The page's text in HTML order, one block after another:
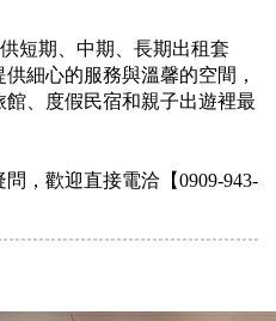
短期、中期、長期出租套
細心的服務與溫馨的空間，
、度假民宿和親子出遊裡最
，歡迎直接電洽【0909-943-